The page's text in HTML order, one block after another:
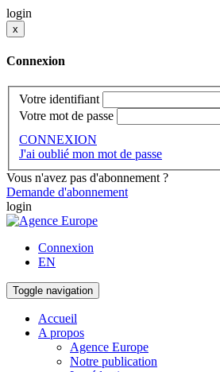
login
x
Connexion
Votre identifiant
Votre mot de passe
CONNEXION
J'ai oublié mon mot de passe
Vous n'avez pas d'abonnement ?
Demande d'abonnement
login
Connexion
EN
Toggle navigation
Accueil
A propos
Agence Europe
Notre publication